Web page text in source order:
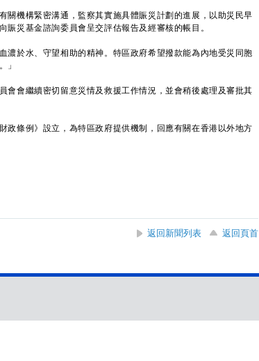
機構緊密溝通，監察其實施具體賑災計劃的進展，以助災民早
賑災基金諮詢委員會呈交評估報告及經審核的帳目。
於水、守望相助的精神。特區政府希望撥款能為內地受災同胞
」
會繼續密切留意災情及救援工作情況，並會稍後處理及審批其
條例》設立，為特區政府提供機制，回應有關在香港以外地方
返回新聞列表
返回頁首